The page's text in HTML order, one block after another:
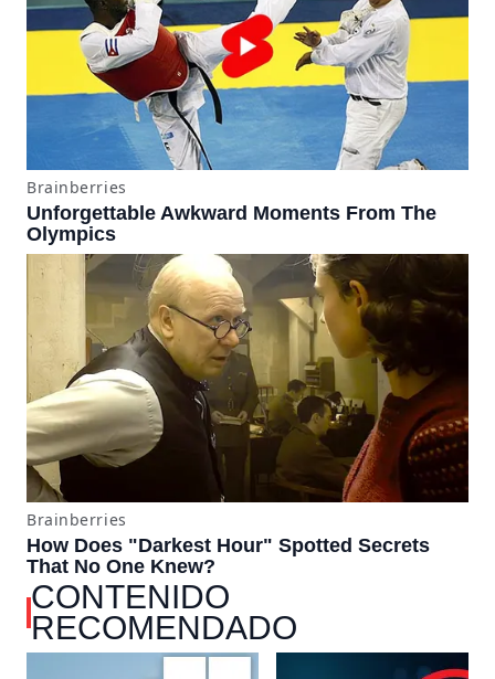
CONTENIDO
RECOMENDADO